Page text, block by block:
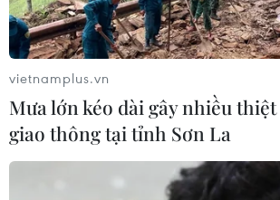
vietnamplus.vn
Mưa lớn kéo dài gây nhiều thiệt
giao thông tại tỉnh Sơn La